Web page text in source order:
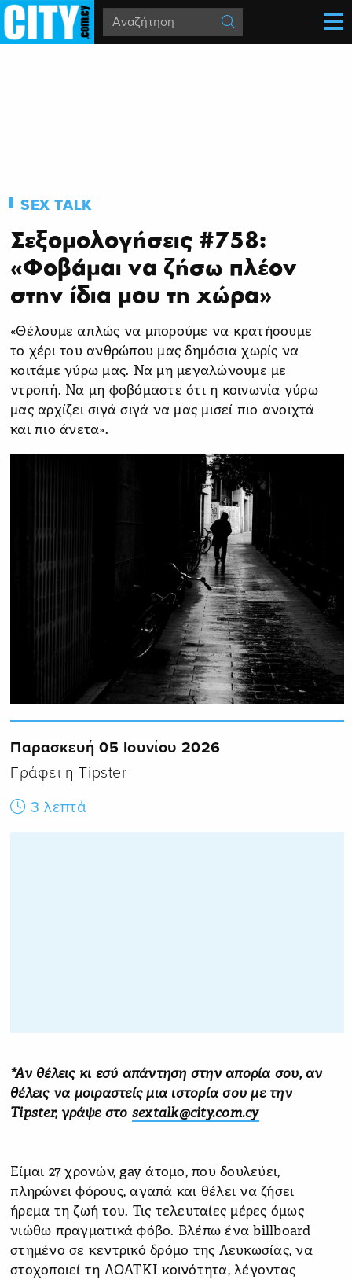
SEX TALK
Σεξομολογήσεις #758:
«Φοβάμαι να ζήσω πλέον
στην ίδια μου τη χώρα»
«Θέλουμε απλώς να μπορούμε να κρατήσουμε
το χέρι του ανθρώπου μας δημόσια χωρίς να
κοιτάμε γύρω μας. Να μη μεγαλώνουμε με
ντροπή. Να μη φοβόμαστε ότι η κοινωνία γύρω
μας αρχίζει σιγά σιγά να μας μισεί πιο ανοιχτά
και πιο άνετα».
Παρασκευή 05 Ιουνίου 2026
Γράφει η Tipster
3 λεπτά
*Αν θέλεις κι εσύ απάντηση στην απορία σου, αν
θέλεις να μοιραστείς μια ιστορία σου με την
Tipster, γράψε στο sextalk@city.com.cy
Είμαι 27 χρονών, gay άτομο, που δουλεύει,
πληρώνει φόρους, αγαπά και θέλει να ζήσει
ήρεμα τη ζωή του. Τις τελευταίες μέρες όμως
νιώθω πραγματικά φόβο. Βλέπω ένα billboard
στημένο σε κεντρικό δρόμο της Λευκωσίας, να
στοχοποιεί τη ΛΟΑΤΚΙ κοινότητα, λέγοντας